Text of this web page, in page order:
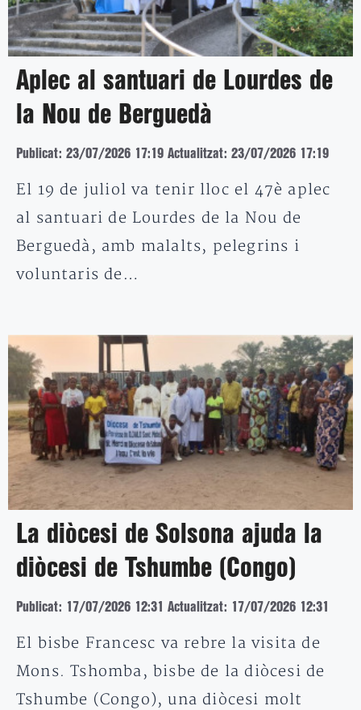
Aplec al santuari de Lourdes de
la Nou de Berguedà
Publicat: 23/07/2026 17:19 Actualitzat: 23/07/2026 17:19
El 19 de juliol va tenir lloc el 47è aplec
al santuari de Lourdes de la Nou de
Berguedà, amb malalts, pelegrins i
voluntaris de…
La diòcesi de Solsona ajuda la
diòcesi de Tshumbe (Congo)
Publicat: 17/07/2026 12:31 Actualitzat: 17/07/2026 12:31
El bisbe Francesc va rebre la visita de
Mons. Tshomba, bisbe de la diòcesi de
Tshumbe (Congo), una diòcesi molt